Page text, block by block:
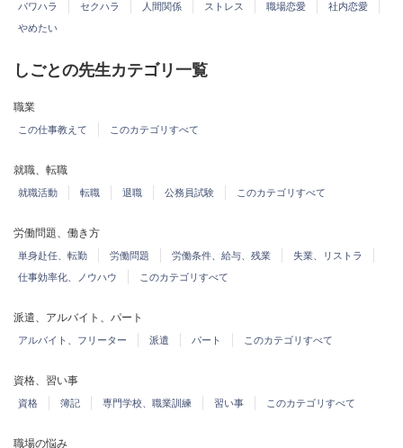
パワハラ セクハラ 人間関係 ストレス 職場恋愛
社内恋愛
やめたい
しごとの先生カテゴリ一覧
職業
この仕事教えて このカテゴリすべて
就職、転職
就職活動 転職 退職 公務員試験 このカテゴリすべて
労働問題、働き方
単身赴任、転勤 労働問題 労働条件、給与、残業
失業、リストラ
仕事効率化、ノウハウ
このカテゴリすべて
派遣、アルバイト、パート
アルバイト、フリーター 派遣 パート このカテゴリすべて
資格、習い事
資格 簿記 専門学校、職業訓練 習い事 このカテゴリすべて
職場の悩み